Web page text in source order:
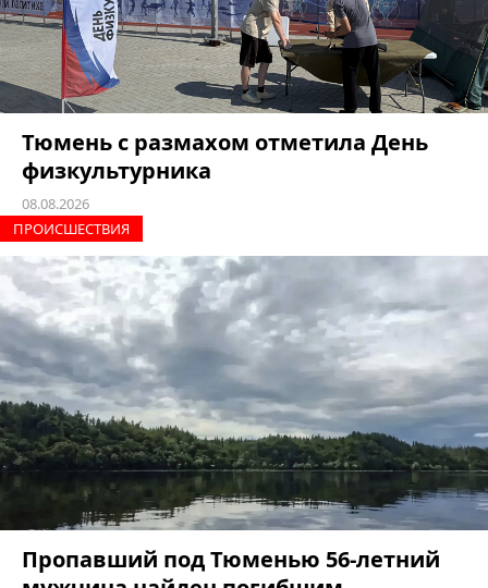
Тюмень с размахом отметила День
физкультурника
08.08.2026
ПРОИCШЕСТВИЯ
Пропавший под Тюменью 56-летний